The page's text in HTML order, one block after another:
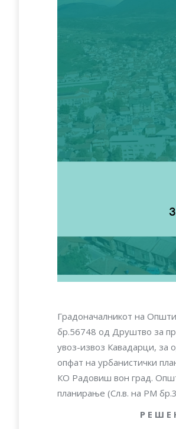
Градоначалникот на
бр.56748 од Друштво за
увоз-извоз Кавадарци, за
опфат на урбанистички
КО Радовиш вон град.
планирање (Сл.в. на РМ
Р Е Ш Е Н